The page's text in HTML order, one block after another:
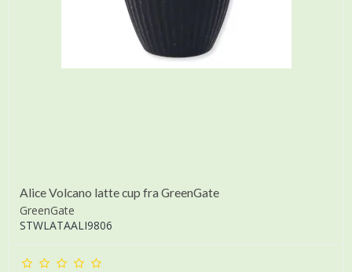
Alice Volcano latte cup fra GreenGate
GreenGate
STWLATAALI9806